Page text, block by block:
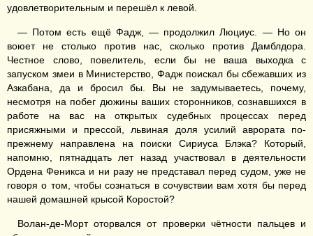
удовлетворительным и перешёл к левой.
— Потом есть ещё Фадж, — продолжил Люциус. — Но он
воюет не столько против нас, сколько против Дамблдора.
Честное слово, повелитель, если бы не ваша выходка с
запуском змеи в Министерство, Фадж поискал бы сбежавших из
Азкабана, да и бросил бы. Вы не задумываетесь, почему,
несмотря на побег дюжины ваших сторонников, сознавшихся в
работе на вас на открытых судебных процессах перед
присяжными и прессой, львиная доля усилий аврората по-
прежнему направлена на поиски Сириуса Блэка? Который,
напомню, пятнадцать лет назад участвовал в деятельности
Ордена Феникса и ни разу не представал перед судом, уже не
говоря о том, чтобы сознаться в сочувствии вам хотя бы перед
нашей домашней крысой Коростой?
Волан-де-Морт оторвался от проверки чётности пальцев и